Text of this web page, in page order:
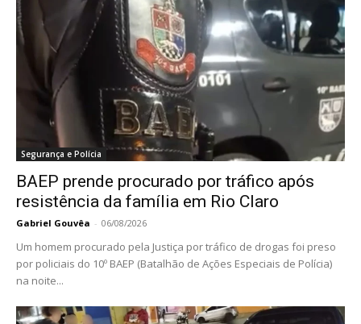
Segurança e Polícia
BAEP prende procurado por tráfico após
resistência da família em Rio Claro
Gabriel Gouvêa - 06/08/2026
Um homem procurado pela Justiça por tráfico de drogas foi preso
por policiais do 10º BAEP (Batalhão de Ações Especiais de Polícia)
na noite...